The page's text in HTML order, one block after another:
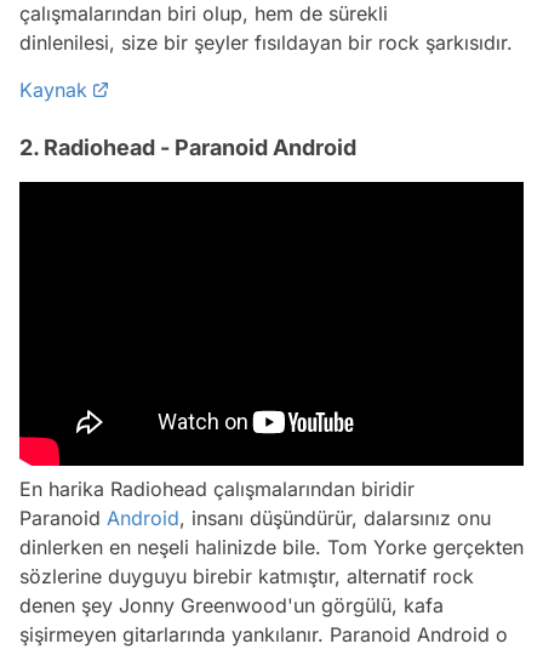
çalışmalarından biri olup, hem de sürekli
dinlenilesi, size bir şeyler fısıldayan bir rock şarkısıdır.
Kaynak
2. Radiohead - Paranoid Android
En harika Radiohead çalışmalarından biridir
Paranoid Android, insanı düşündürür, dalarsınız onu
dinlerken en neşeli halinizde bile. Tom Yorke gerçekten
sözlerine duyguyu birebir katmıştır, alternatif rock
denen şey Jonny Greenwood'un görgülü, kafa
şişirmeyen gitarlarında yankılanır. Paranoid Android o